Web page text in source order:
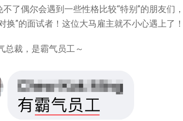
不了偶尔会遇到一些性格比较“特别”的朋友们
换”的面试者！这位大马雇主就不小心遇上了！
总裁，是霸气员工～